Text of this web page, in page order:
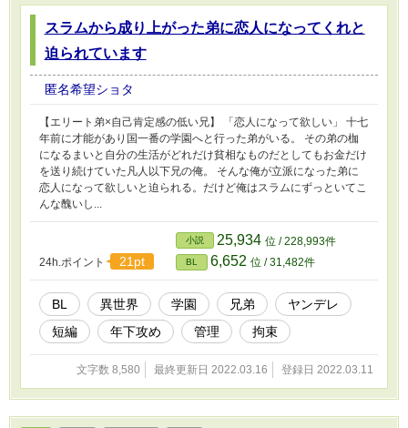
スラムから成り上がった弟に恋人になってくれと
迫られています
匿名希望ショタ
【エリート弟×自己肯定感の低い兄】 「恋人になって欲しい」 十七
年前に才能があり国一番の学園へと行った弟がいる。 その弟の枷
になるまいと自分の生活がどれだけ貧相なものだとしてもお金だけ
を送り続けていた凡人以下兄の俺。 そんな俺が立派になった弟に
恋人になって欲しいと迫られる。だけど俺はスラムにずっといてこ
んな醜いし...
24h.ポイント 21pt
小説 25,934 位 / 228,993件
BL 6,652 位 / 31,482件
BL 異世界 学園 兄弟
ヤンデレ
短編
年下攻め 管理 拘束
文字数 8,580 最終更新日 2022.03.16 登録日 2022.03.11